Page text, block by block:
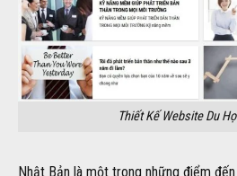
Thiết Kế Website Du
Nhật Bản là một trong những điểm